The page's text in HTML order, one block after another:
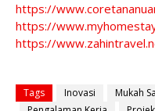
https://
https://
https://
Tags Inovasi Mukah